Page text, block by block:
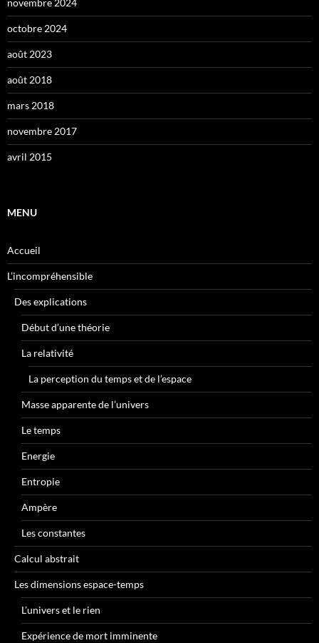
novembre 2024
octobre 2024
août 2023
août 2018
mars 2018
novembre 2017
avril 2015
MENU
Accueil
L’incompréhensible
Des explications
Début d’une théorie
La relativité
La perception du temps et de l’espace
Masse apparente de l’univers
Le temps
Energie
Entropie
Ampère
Les constantes
Calcul abstrait
Les dimensions espace-temps
L’univers et le rien
Expérience de mort imminente